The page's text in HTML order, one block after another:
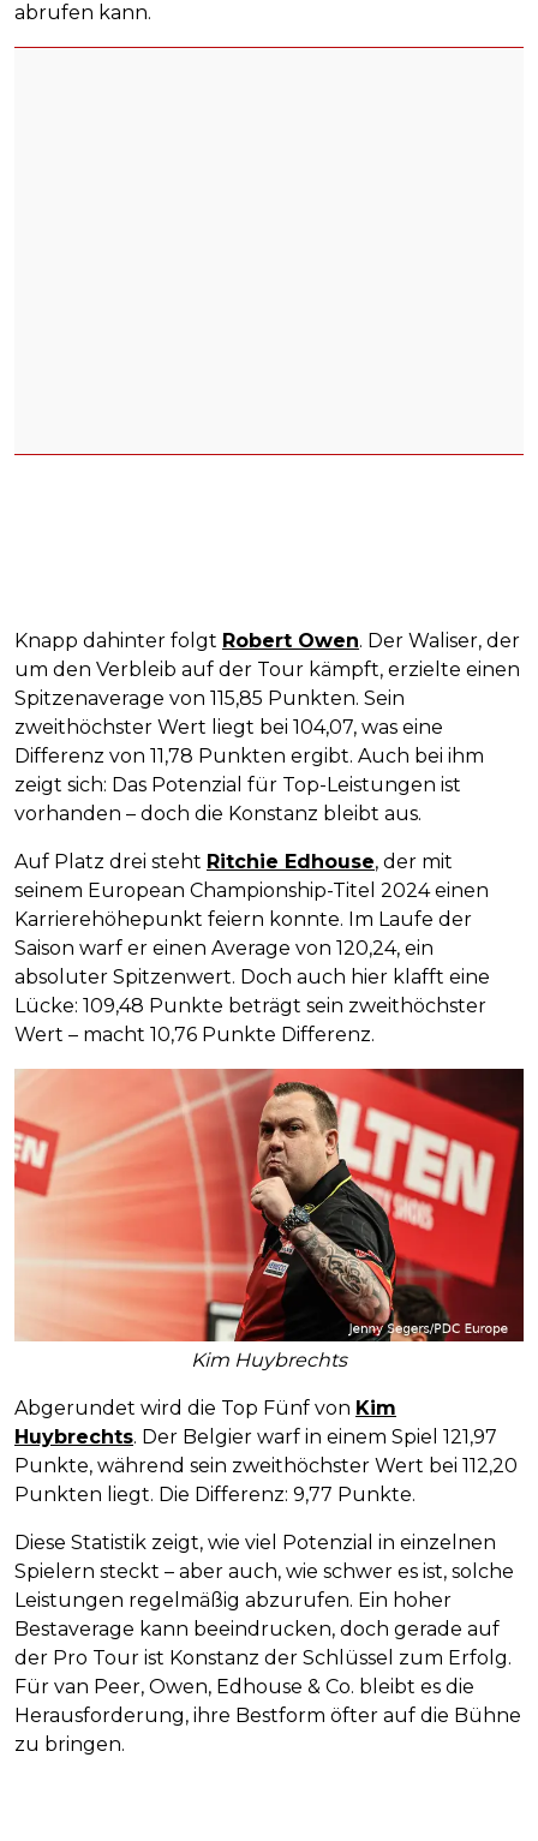
abrufen kann.
Knapp dahinter folgt Robert Owen. Der Waliser, der
um den Verbleib auf der Tour kämpft, erzielte einen
Spitzenaverage von 115,85 Punkten. Sein
zweithöchster Wert liegt bei 104,07, was eine
Differenz von 11,78 Punkten ergibt. Auch bei ihm
zeigt sich: Das Potenzial für Top-Leistungen ist
vorhanden – doch die Konstanz bleibt aus.
Auf Platz drei steht Ritchie Edhouse, der mit
seinem European Championship-Titel 2024 einen
Karrierehöhepunkt feiern konnte. Im Laufe der
Saison warf er einen Average von 120,24, ein
absoluter Spitzenwert. Doch auch hier klafft eine
Lücke: 109,48 Punkte beträgt sein zweithöchster
Wert – macht 10,76 Punkte Differenz.
Kim Huybrechts
Abgerundet wird die Top Fünf von Kim
Huybrechts. Der Belgier warf in einem Spiel 121,97
Punkte, während sein zweithöchster Wert bei 112,20
Punkten liegt. Die Differenz: 9,77 Punkte.
Diese Statistik zeigt, wie viel Potenzial in einzelnen
Spielern steckt – aber auch, wie schwer es ist, solche
Leistungen regelmäßig abzurufen. Ein hoher
Bestaverage kann beeindrucken, doch gerade auf
der Pro Tour ist Konstanz der Schlüssel zum Erfolg.
Für van Peer, Owen, Edhouse & Co. bleibt es die
Herausforderung, ihre Bestform öfter auf die Bühne
zu bringen.